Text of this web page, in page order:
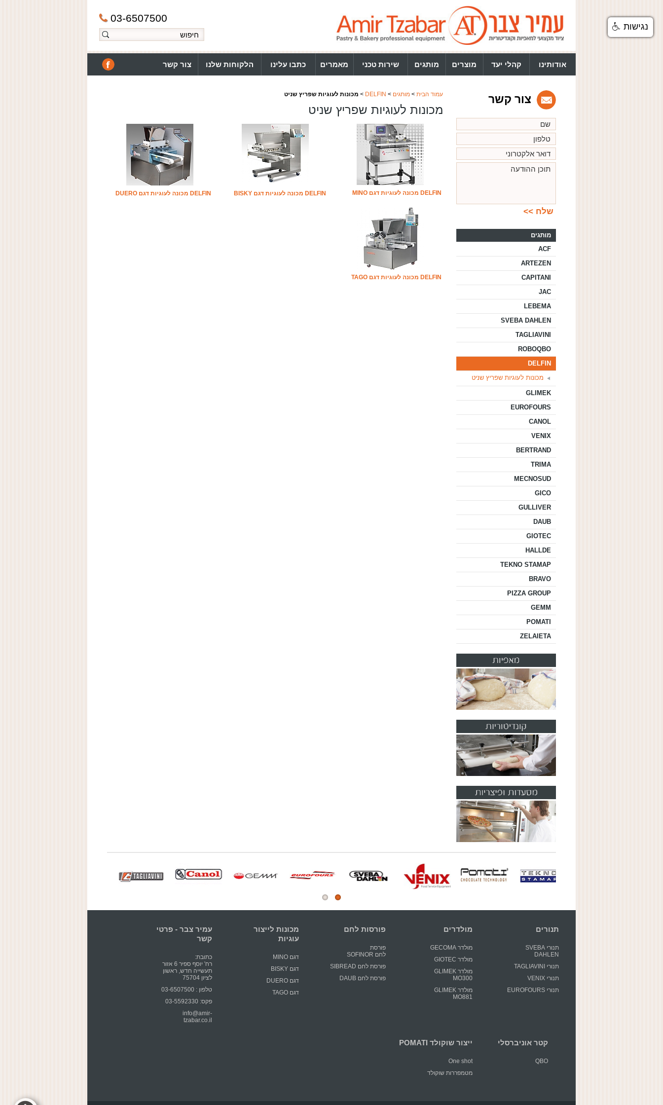
03-6507500
אודותינו קהלי יעד מוצרים מותגים שירות טכני מאמרים כתבו עלינו הלקוחות שלנו צור קשר
עמוד הבית >מותגים >
DELFIN
> מכונות לעוגיות שפריץ שניט
מכונות לעוגיות שפריץ שניט
DELFIN מכונה לעוגיות דגם MINO DELFIN מכונה לעוגיות דגם BISKY DELFIN מכונה לעוגיות דגם DUERO
DELFIN מכונה לעוגיות דגם TAGO
צור קשר
מותגים
ACF
ARTEZEN
CAPITANI
JAC
LEBEMA
SVEBA DAHLEN
TAGLIAVINI
ROBOQBO
DELFIN
מכונות לעוגיות שפריץ שניט
GLIMEK
EUROFOURS
CANOL
VENIX
BERTRAND
TRIMA
MECNOSUD
GICO
GULLIVER
DAUB
GIOTEC
HALLDE
TEKNO STAMAP
BRAVO
PIZZA GROUP
GEMM
POMATI
ZELAIETA
תנורים
תנורי SVEBA
DAHLEN
תנורי TAGLIAVINI
תנורי VENIX
תנורי EUROFOURS
מולדרים
מולדר GECOMA
מולדר GIOTEC
מולדר GLIMEK
MO300
מולדר GLIMEK
MO881
פורסות לחם
פורסת
לחם SOFINOR
פורסת לחם SIBREAD
פורסת לחם DAUB
מכונות לייצור
עוגיות
דגם MINO
דגם BISKY
דגם DUERO
דגם TAGO
עמיר צבר - פרטי
קשר
כתובת:
רח' יוסף ספיר 6 אזור
תעשייה חדש, ראשון
לציון 75704
טלפון : 03-6507500
פקס: 03-5592330
info@amir-
tzabar.co.il
קטר אוניברסלי
QBO
ייצור שוקולד POMATI
One shot
מטמפררות שוקולד
נגישות